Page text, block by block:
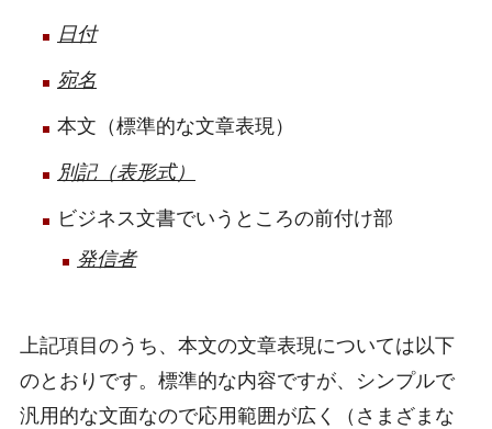
日付
宛名
本文（標準的な文章表現）
別記（表形式）
ビジネス文書でいうところの前付け部
発信者
上記項目のうち、本文の文章表現については以下
のとおりです。標準的な内容ですが、シンプルで
汎用的な文面なので応用範囲が広く（さまざまな